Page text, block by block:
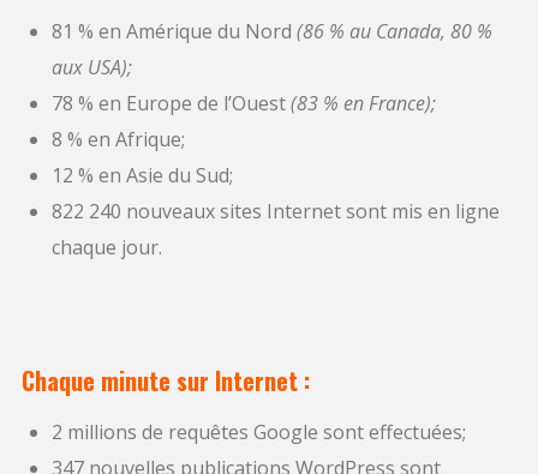
81 % en Amérique du Nord (86 % au Canada, 80 %
aux USA);
78 % en Europe de l’Ouest(83 % en France);
8 % en Afrique;
12 % en Asie du Sud;
822 240 nouveaux sites Internet sont mis en ligne
chaque jour.
Chaque minute sur Internet :
2 millions de requêtes Google sont effectuées;
347 nouvelles publications WordPress sont